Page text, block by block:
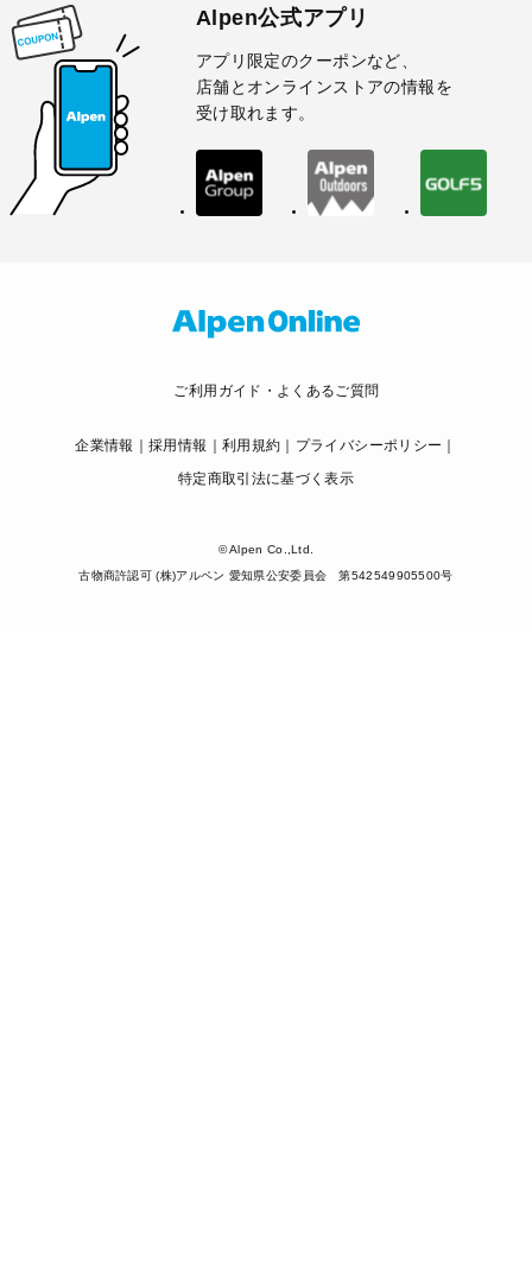
Alpen公式アプリ
アプリ限定のクーポンなど、
店舗とオンラインストアの情報を
受け取れます。
ご利用ガイド・よくあるご質問
企業情報 採用情報 利用規約
プライバシーポリシー
特定商取引法に基づく表示
© Alpen Co.,Ltd.
古物商許認可 (株)アルペン 愛知県公安委員会 第542549905500号